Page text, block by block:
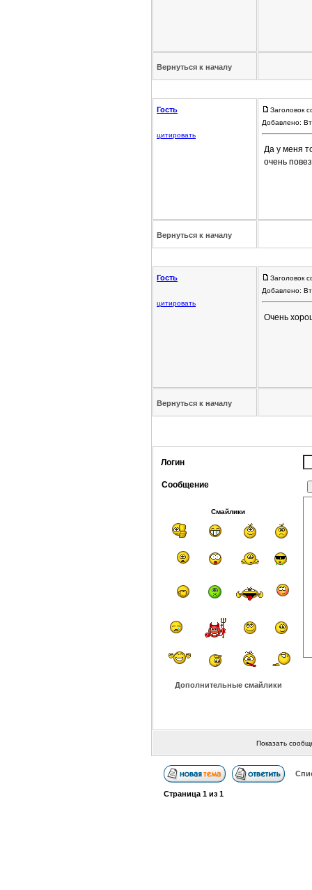
Вернуться к началу
Гость
цитировать
Заголовок
Добавлено:
Да у меня
очень
Вернуться к началу
Гость
цитировать
Заголовок
Добавлено:
Очень
Вернуться к началу
Логин
Сообщение
Смайлики
Дополнительные смайлики
Показать
Страница 1из 1